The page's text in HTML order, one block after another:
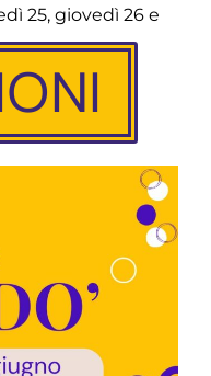
25, giovedì 26 e